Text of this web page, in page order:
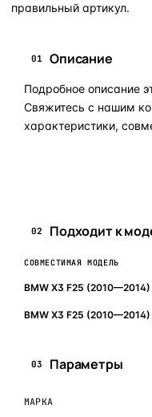
правильный артикул.
01 Описание
Подробное описание
Свяжитесь с нашим
характеристики,
02 Подходит к
СОВМЕСТИМАЯ МОДЕЛЬ
BMW X3 F25 (2010—2014)
BMW X3 F25 (2010—2014)
03 Параметры
МАРКА